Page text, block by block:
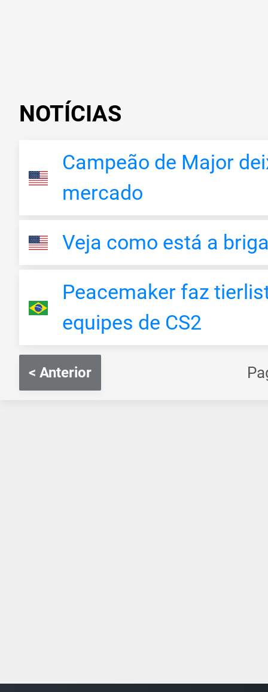
NOTÍCIAS
Campeão de Major
mercado
Veja como está a
Peacemaker faz
equipes de CS2
< Anterior